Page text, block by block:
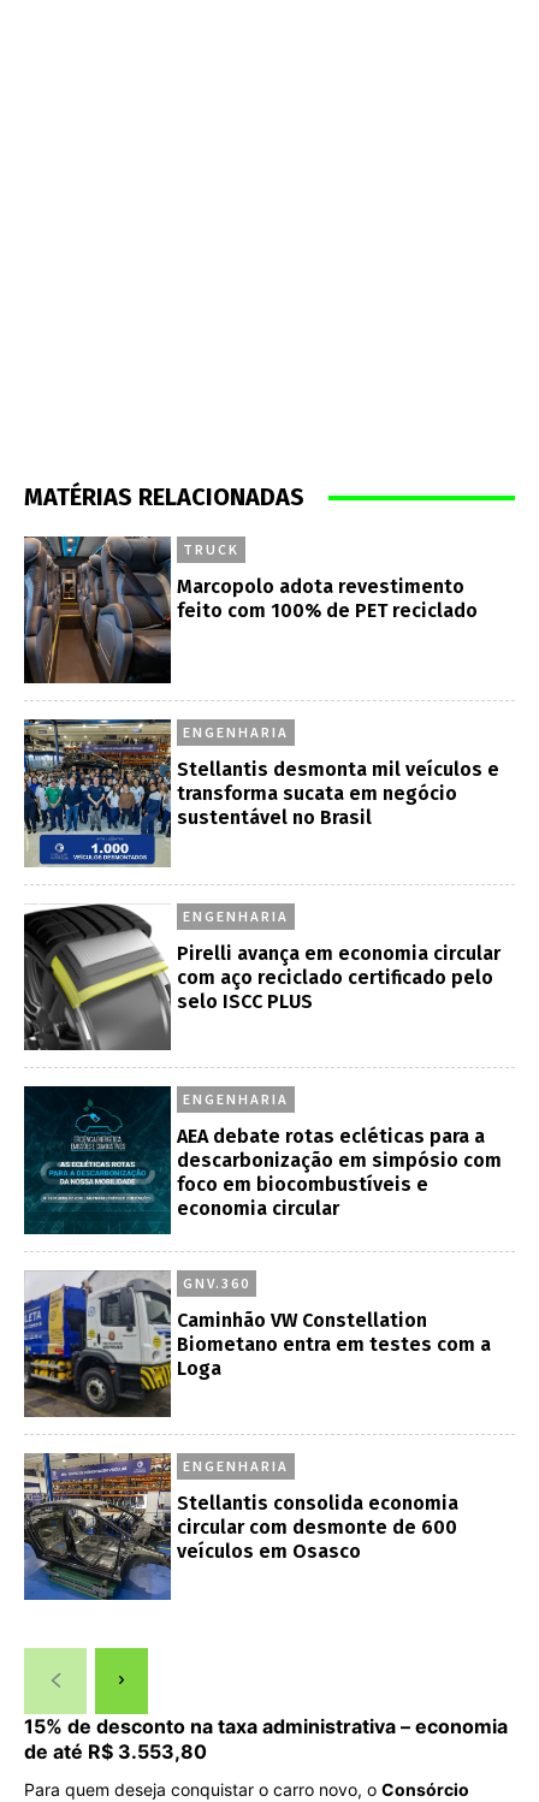
MATÉRIAS RELACIONADAS
TRUCK
Marcopolo adota revestimento
feito com 100% de PET reciclado
ENGENHARIA
Stellantis desmonta mil veículos e
transforma sucata em negócio
sustentável no Brasil
ENGENHARIA
Pirelli avança em economia circular
com aço reciclado certificado pelo
selo ISCC PLUS
ENGENHARIA
AEA debate rotas ecléticas para a
descarbonização em simpósio com
foco em biocombustíveis e
economia circular
GNV.360
Caminhão VW Constellation
Biometano entra em testes com a
Loga
ENGENHARIA
Stellantis consolida economia
circular com desmonte de 600
veículos em Osasco
15% de desconto na taxa administrativa – economia
de até R$ 3.553,80
Para quem deseja conquistar o carro novo, o Consórcio